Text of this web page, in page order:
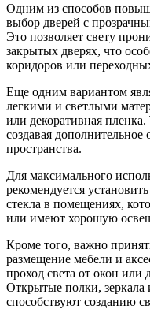
Одним из способов
выбор дверей с
Это позволяет свету
закрытых дверях, что
коридоров или
Еще одним вариантом
легкими и светлыми
или декоративная пленка.
создавая
пространства.
Для максимального
рекомендуется
стекла в помещениях,
или имеют хорошую
Кроме того, важно
размещение мебели и
проход света от окон или
Открытые полки, зеркала
способствуют созданию